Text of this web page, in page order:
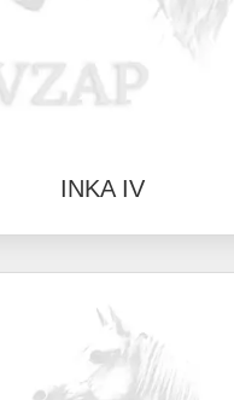
INKA IV